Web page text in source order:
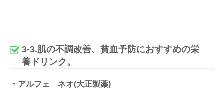
3-3.肌の不調改善、貧血予防におすすめの栄
養ドリンク。
・アルフェ ネオ(大正製薬)